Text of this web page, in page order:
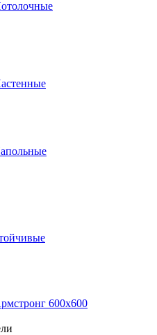
600х600